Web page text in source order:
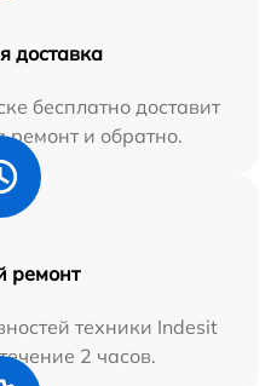
доставка
бесплатно доставит
ремонт и обратно.
ремонт
техники Indesit
2 часов.